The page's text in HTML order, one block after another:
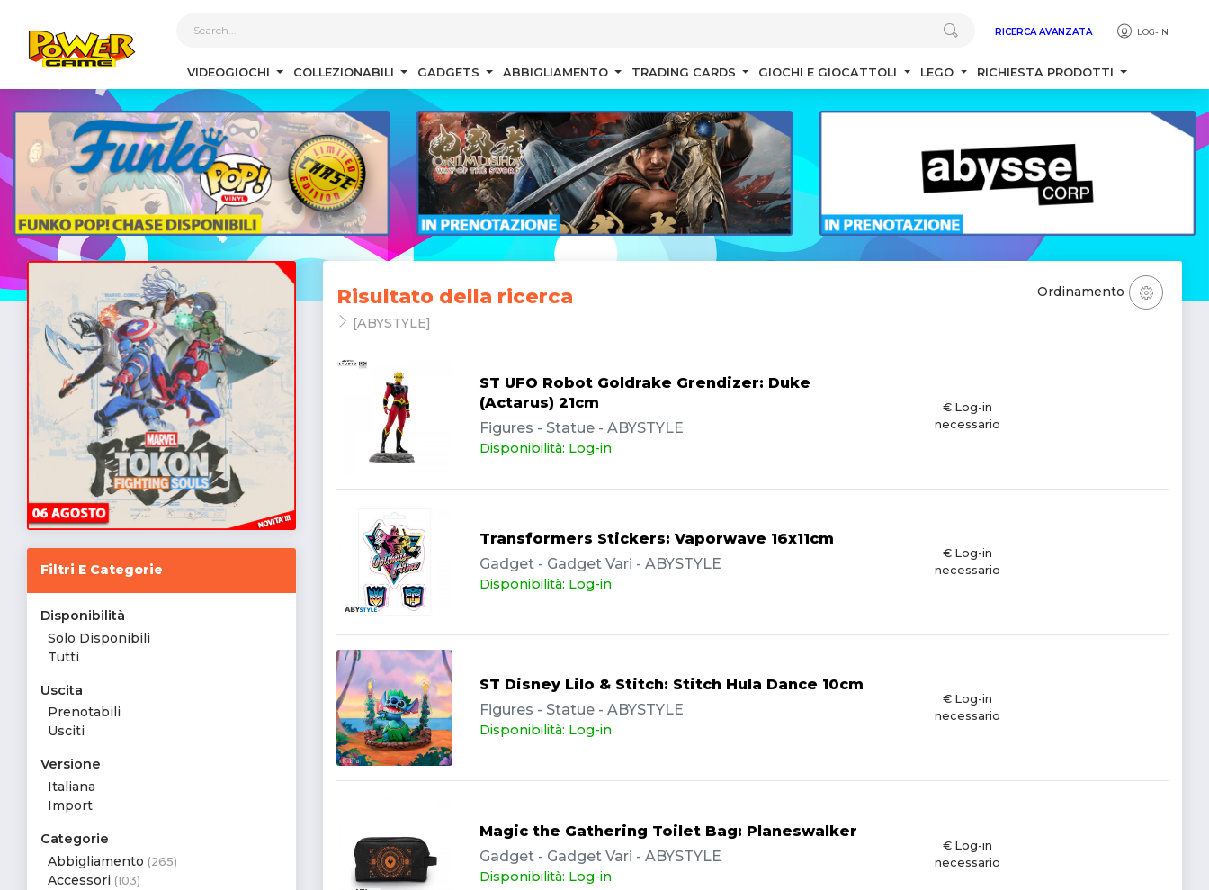
RICERCA AVANZATA LOG-IN
VIDEOGIOCHI COLLEZIONABILI GADGETS ABBIGLIAMENTO TRADING CARDS GIOCHI E GIOCATTOLI LEGO RICHIESTA PRODOTTI
Filtri E Categorie
Disponibilità
Solo Disponibili
Tutti
Uscita
Prenotabili
Usciti
Versione
Italiana
Import
Categorie
Abbigliamento (265)
Accessori (103)
Risultato della ricerca
[ABYSTYLE]
Ordinamento
ST UFO Robot Goldrake Grendizer: Duke
(Actarus) 21cm
Figures - Statue - ABYSTYLE
Disponibilità: Log-in
€ Log-in
necessario
Transformers Stickers: Vaporwave 16x11cm
Gadget - Gadget Vari - ABYSTYLE
Disponibilità: Log-in
€ Log-in
necessario
ST Disney Lilo & Stitch: Stitch Hula Dance 10cm
Figures - Statue - ABYSTYLE
Disponibilità: Log-in
€ Log-in
necessario
Magic the Gathering Toilet Bag: Planeswalker
Gadget - Gadget Vari - ABYSTYLE
Disponibilità: Log-in
€ Log-in
necessario